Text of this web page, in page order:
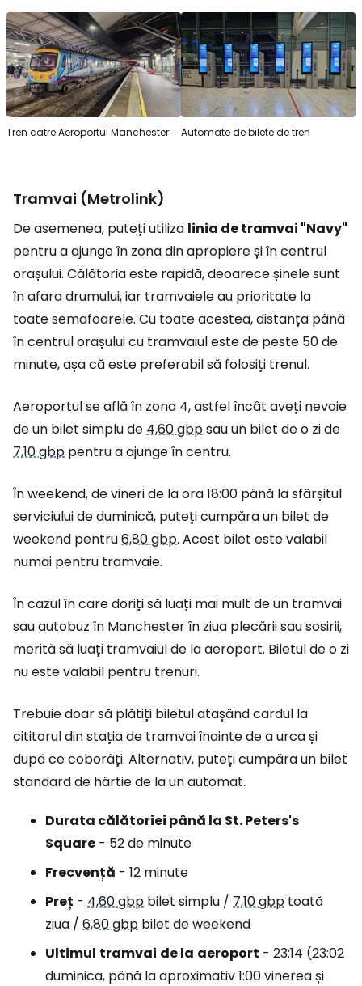
Tren către Aeroportul Manchester Automate de bilete de tren
Tramvai (Metrolink)
De asemenea, puteți utiliza linia de tramvai "Navy"
pentru a ajunge în zona din apropiere și în centrul
orașului. Călătoria este rapidă, deoarece șinele sunt
în afara drumului, iar tramvaiele au prioritate la
toate semafoarele. Cu toate acestea, distanța până
în centrul orașului cu tramvaiul este de peste 50 de
minute, așa că este preferabil să folosiți trenul.
Aeroportul se află în zona 4, astfel încât aveți nevoie
de un bilet simplu de 4,60 gbpsau un bilet de o zi de
7,10 gbp pentru a ajunge în centru.
În weekend, de vineri de la ora 18:00 până la sfârșitul
serviciului de duminică, puteți cumpăra un bilet de
weekend pentru6,80 gbp. Acest bilet este valabil
numai pentru tramvaie.
În cazul în care doriți să luați mai mult de un tramvai
sau autobuz în Manchester în ziua plecării sau sosirii,
merită să luați tramvaiul de la aeroport. Biletul de o zi
nu este valabil pentru trenuri.
Trebuie doar să plătiți biletul atașând cardul la
cititorul din stația de tramvai înainte de a urca și
după ce coborâți. Alternativ, puteți cumpăra un bilet
standard de hârtie de la un automat.
Durata călătoriei până la St. Peters's
Square - 52 de minute
Frecvență - 12 minute
Preț - 4,60 gbp bilet simplu / 7,10 gbp toată
ziua / 6,80 gbp bilet de weekend
Ultimul tramvai de la aeroport - 23:14 (23:02
duminica, până la aproximativ 1:00 vinerea și